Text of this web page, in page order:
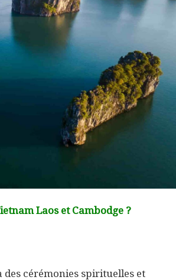
Laos et Cambodge ?
des cérémonies spirituelles et